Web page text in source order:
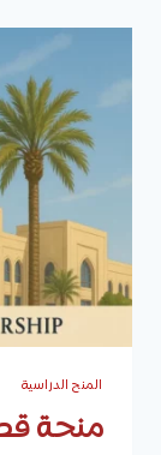
ومزايا
المنح
المنح الدراسية
منحة